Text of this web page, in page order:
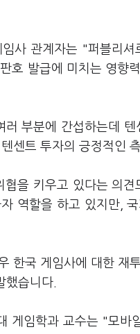
사 관계자는 "퍼블리셔
호 발급에 미치는 영향
부분에 간섭하는데
센트 투자의 긍정적인
을 키우고 있다는 의
역할을 하고 있지만,
한국 게임사에 대한 재
했습니다.
게임학과 교수는 "모바